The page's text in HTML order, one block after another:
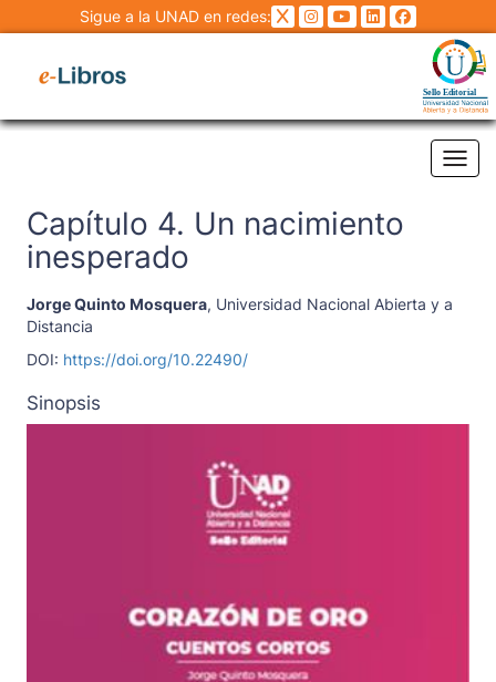
Sigue a la UNAD en redes:
Capítulo 4. Un nacimiento
inesperado
Jorge Quinto Mosquera, Universidad Nacional Abierta y a
Distancia
DOI: https://doi.org/10.22490/
Sinopsis